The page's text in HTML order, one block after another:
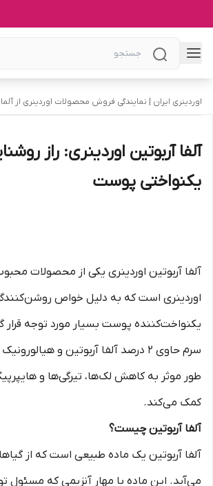
اوردینری ایران | نمایندگی فروش محصولات اوردینری از
آلفا آربوتین اوردینری: راز
یکنواختی پوست
آلفا آربوتین اوردینری یکی از محصولات
اوردینری است که به دلیل خواص
یکنواخت‌کننده پوست بسیار مورد توجه قرار
سرم حاوی ۲ درصد آلفا آربوتین و
طور موثر به کاهش لک‌ها، تیرگی‌ها و
کمک می‌کند.
آلفا آربوتین چیست؟
آلفا آربوتین یک ماده طبیعی است که از
می‌آید. این ماده با مهار آنزیمی که مسئول